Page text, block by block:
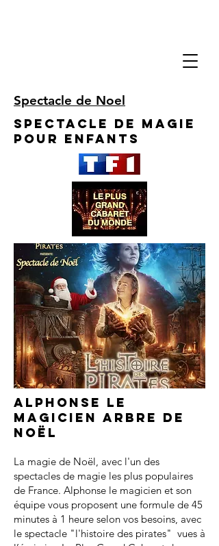
Spectacle de Noel
Spectacle de Magie
pour enfants
Alphonse le
magicien arbre de
noël
La magie de Noël, avec l'un des
spectacles de magie les plus populaires
de France. Alphonse le magicien et son
équipe vous proposent une formule de 45
minutes à 1 heure selon vos besoins, avec
le spectacle "l'histoire des pirates" vues à